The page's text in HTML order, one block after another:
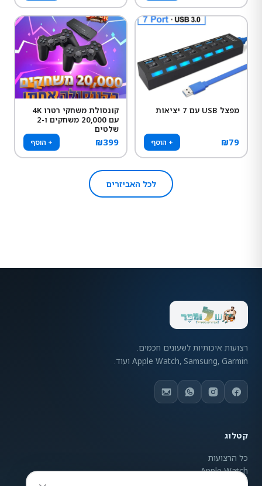
מפצל USB עם 7 יציאות
₪79 + הוסף
קונסולת משחקי רטרו 4K
עם 20,000 משחקים ו-2
שלטים
₪399 + הוסף
לכל האביזרים
רצועות איכותיות לשעונים חכמים.
Apple Watch, Samsung, Garmin ועוד.
קטלוג
כל הרצועות
Apple Watch
Samsung Galaxy